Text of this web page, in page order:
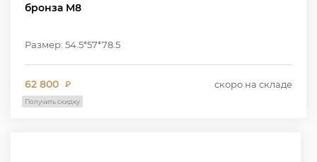
бронза M8
Размер: 54.5*57*78.5
62 800 ₽ скоро на складе
Получить скидку